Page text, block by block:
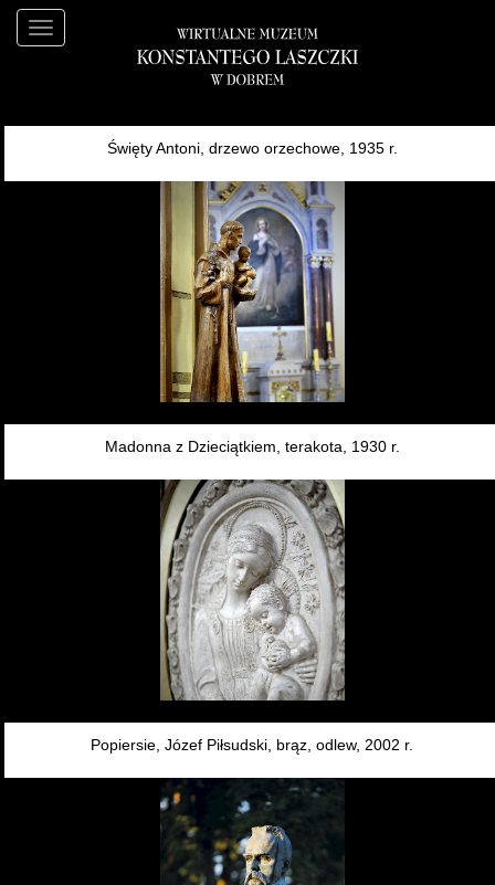
Święty Antoni, drzewo orzechowe, 1935 r.
Madonna z Dzieciątkiem, terakota, 1930 r.
Popiersie, Józef Piłsudski, brąz, odlew, 2002 r.